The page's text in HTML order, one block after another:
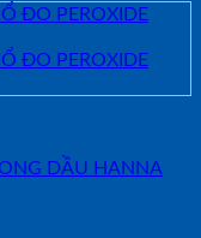
DẦU HANNA